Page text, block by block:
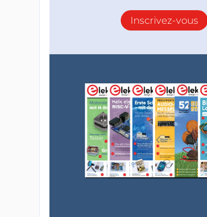
Inscrivez-vous